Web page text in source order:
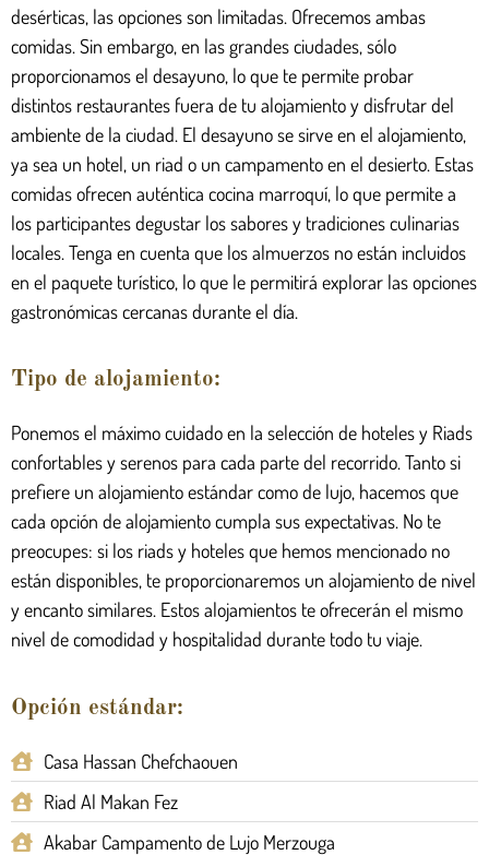
desérticas, las opciones son limitadas. Ofrecemos ambas
comidas. Sin embargo, en las grandes ciudades, sólo
proporcionamos el desayuno, lo que te permite probar
distintos restaurantes fuera de tu alojamiento y disfrutar del
ambiente de la ciudad. El desayuno se sirve en el alojamiento,
ya sea un hotel, un riad o un campamento en el desierto. Estas
comidas ofrecen auténtica cocina marroquí, lo que permite a
los participantes degustar los sabores y tradiciones culinarias
locales. Tenga en cuenta que los almuerzos no están incluidos
en el paquete turístico, lo que le permitirá explorar las opciones
gastronómicas cercanas durante el día.
Tipo de alojamiento:
Ponemos el máximo cuidado en la selección de hoteles y Riads
confortables y serenos para cada parte del recorrido. Tanto si
prefiere un alojamiento estándar como de lujo, hacemos que
cada opción de alojamiento cumpla sus expectativas. No te
preocupes: si los riads y hoteles que hemos mencionado no
están disponibles, te proporcionaremos un alojamiento de nivel
y encanto similares. Estos alojamientos te ofrecerán el mismo
nivel de comodidad y hospitalidad durante todo tu viaje.
Opción estándar:
Casa Hassan Chefchaouen
Riad Al Makan Fez
Akabar Campamento de Lujo Merzouga